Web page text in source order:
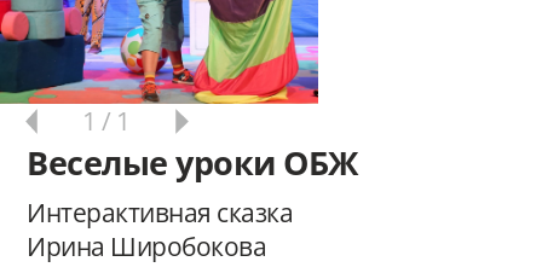
1 / 1
Веселые уроки ОБЖ
Интерактивная сказка
Ирина Широбокова